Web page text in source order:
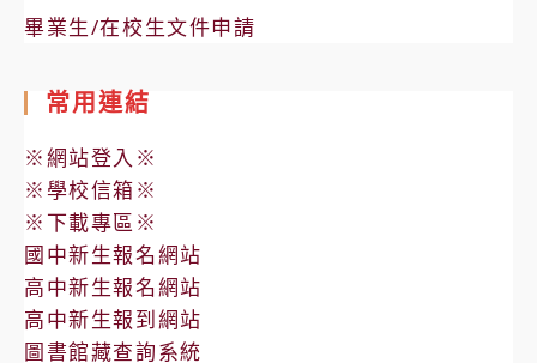
畢業生/在校生文件申請
常用連結
※網站登入※
※學校信箱※
※下載專區※
國中新生報名網站
高中新生報名網站
高中新生報到網站
圖書館藏查詢系統